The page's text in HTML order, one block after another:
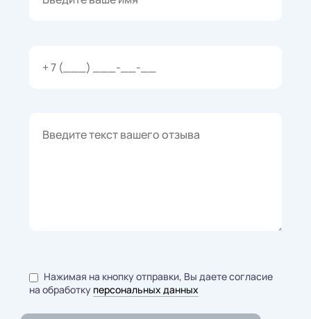
Нажимая на кнопку отправки, Вы даете согласие
на обработку персональных данных